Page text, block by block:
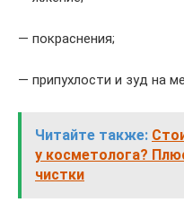
— покраснения;
— припухлости и зуд на
Читайте также:
у косметолога?
чистки